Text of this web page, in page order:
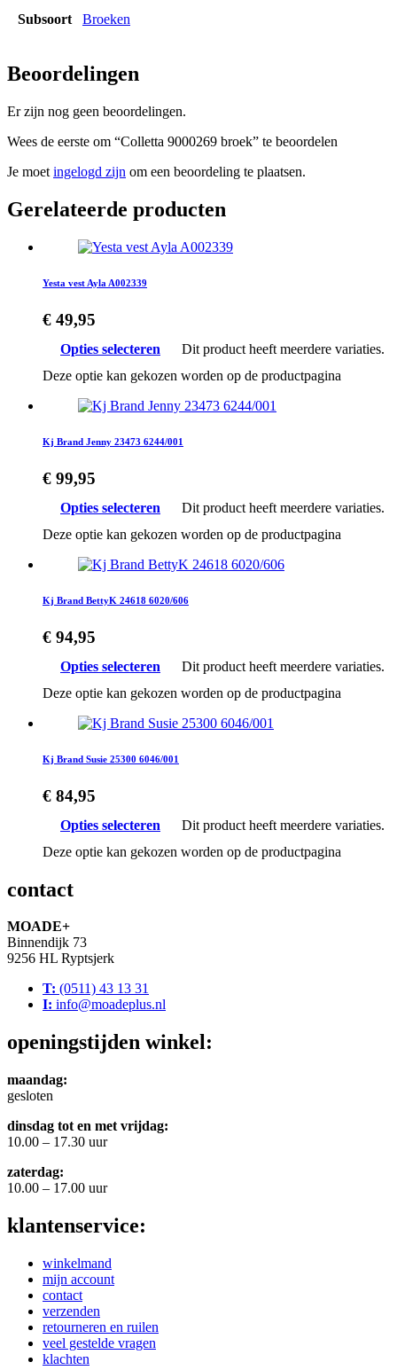
Subsoort Broeken
Beoordelingen
Er zijn nog geen beoordelingen.
Wees de eerste om “Colletta 9000269 broek” te beoordelen
Je moet ingelogd zijn om een beoordeling te plaatsen.
Gerelateerde producten
Yesta vest Ayla A002339
€ 49,95
Opties selecteren
Dit product heeft meerdere variaties.
Deze optie kan gekozen worden op de productpagina
Kj Brand Jenny 23473 6244/001
€ 99,95
Opties selecteren
Dit product heeft meerdere variaties.
Deze optie kan gekozen worden op de productpagina
Kj Brand BettyK 24618 6020/606
€ 94,95
Opties selecteren
Dit product heeft meerdere variaties.
Deze optie kan gekozen worden op de productpagina
Kj Brand Susie 25300 6046/001
€ 84,95
Opties selecteren
Dit product heeft meerdere variaties.
Deze optie kan gekozen worden op de productpagina
contact
MOADE+
Binnendijk 73
9256 HL Ryptsjerk
T: (0511) 43 13 31
I: info@moadeplus.nl
openingstijden winkel:
maandag:
gesloten
dinsdag tot en met vrijdag:
10.00 – 17.30 uur
zaterdag:
10.00 – 17.00 uur
klantenservice:
winkelmand
mijn account
contact
verzenden
retourneren en ruilen
veel gestelde vragen
klachten